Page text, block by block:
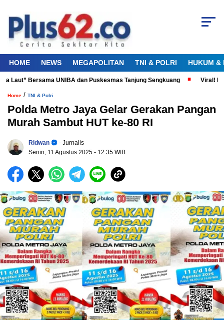
HOME NEWS MEGAPOLITAN TNI & POLRI HUKUM &
Bersama UNIBA dan Puskesmas Tanjung Sengkuang Viral!
Home / TNI & Polri
Polda Metro Jaya Gelar Gerakan Pangan
Murah Sambut HUT ke-80 RI
Ridwan
- Jurnalis
Senin, 11 Agustus 2025 - 12:35 WIB